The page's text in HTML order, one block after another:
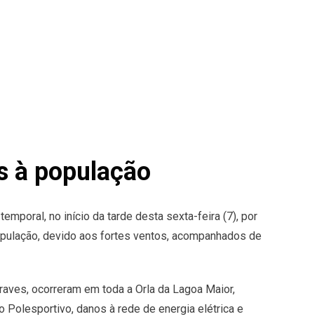
à população
no início da tarde desta sexta-feira (7), por
devido aos fortes ventos, acompanhados de
ocorreram em toda a Orla da Lagoa Maior,
Polesportivo, danos à rede de energia elétrica e